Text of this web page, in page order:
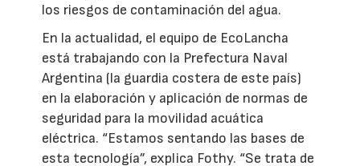
los riesgos de contaminación del agua.
En la actualidad, el equipo de EcoLancha
está trabajando con la Prefectura Naval
Argentina (la guardia costera de este país)
en la elaboración y aplicación de normas de
seguridad para la movilidad acuática
eléctrica. “Estamos sentando las bases de
esta tecnología”, explica Fothy. “Se trata de